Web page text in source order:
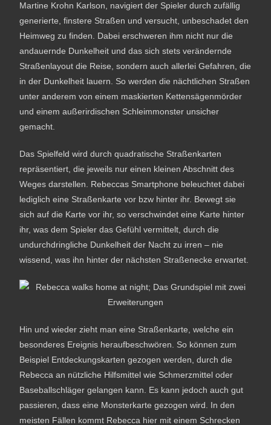
Martine Krohn Karlson, navigiert der Spieler durch zufällig
generierte, finstere Straßen und versucht, unbeschadet den
Heimweg zu finden. Dabei erschweren ihm nicht nur die
andauernde Dunkelheit und das sich stets verändernde
Straßenlayout die Reise, sondern auch allerlei Gefahren, die
in der Dunkelheit lauern. So werden die nächtlichen Straßen
unter anderem von einem maskierten Kettensägenmörder
und einem außerirdischen Schleimmonster unsicher
gemacht.
Das Spielfeld wird durch quadratische Straßenkarten
repräsentiert, die jeweils nur einen kleinen Abschnitt des
Weges darstellen. Rebeccas Smartphone beleuchtet dabei
lediglich eine Straßenkarte vor bzw hinter ihr. Bewegt sie
sich auf die Karte vor ihr, so verschwindet eine Karte hinter
ihr, was dem Spieler das Gefühl vermittelt, durch die
undurchdringliche Dunkelheit der Nacht zu irren – nie
wissend, was ihn hinter der nächsten Straßenecke erwartet.
Hin und wieder zieht man eine Straßenkarte, welche ein
besonderes Ereignis heraufbeschwören. So können zum
Beispiel Entdeckungskarten gezogen werden, durch die
Rebecca an nützliche Hilfsmittel wie Schmerzmittel oder
Baseballschläger gelangen kann. Es kann jedoch auch gut
passieren, dass eine Monsterkarte gezogen wird. In den
meisten Fällen kommt Rebecca hier mit einem Schrecken